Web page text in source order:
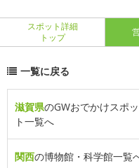
スポット詳細
トップ
一覧に戻る
滋賀県のGWおでかけスポッ
ト一覧へ
関西の博物館・科学館一覧